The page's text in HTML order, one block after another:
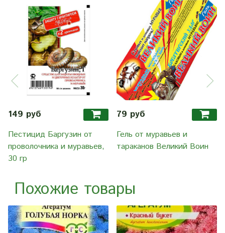
149 руб
Пестицид Баргузин от
проволочника и муравьев,
30 гр
79 руб
Гель от муравьев и
тараканов Великий Воин
Похожие товары